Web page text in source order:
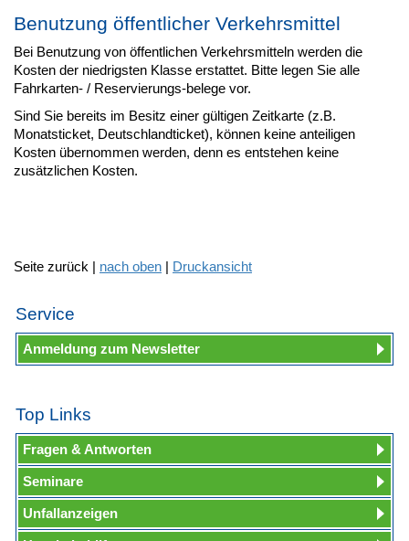
Benutzung öffentlicher Verkehrsmittel
Bei Benutzung von öffentlichen Verkehrsmitteln werden die
Kosten der niedrigsten Klasse erstattet. Bitte legen Sie alle
Fahrkarten- / Reservierungs-belege vor.
Sind Sie bereits im Besitz einer gültigen Zeitkarte (z.B.
Monatsticket, Deutschlandticket), können keine anteiligen
Kosten übernommen werden, denn es entstehen keine
zusätzlichen Kosten.
Seite zurück | nach oben | Druckansicht
Service
Anmeldung zum Newsletter
Top Links
Fragen & Antworten
Seminare
Unfallanzeigen